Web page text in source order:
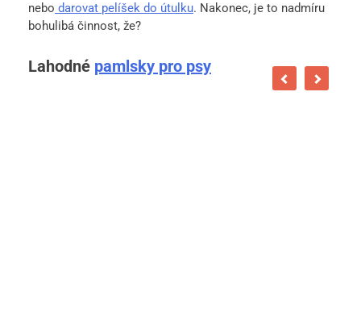
nebo darovat pelíšek do útulku. Nakonec, je to nadmíru
bohulibá činnost, že?
Lahodné pamlsky pro psy